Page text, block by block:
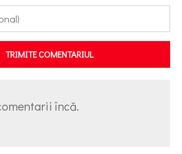
TRIMITE COMENTARIUL
încă.